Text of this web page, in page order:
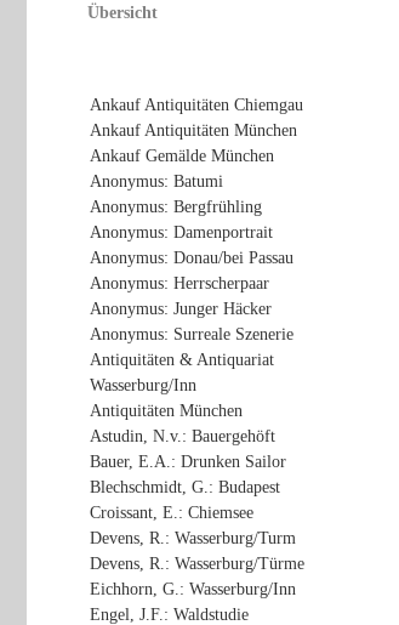
Übersicht
Ankauf Antiquitäten Chiemgau
Ankauf Antiquitäten München
Ankauf Gemälde München
Anonymus: Batumi
Anonymus: Bergfrühling
Anonymus: Damenportrait
Anonymus: Donau/bei Passau
Anonymus: Herrscherpaar
Anonymus: Junger Häcker
Anonymus: Surreale Szenerie
Antiquitäten & Antiquariat
Wasserburg/Inn
Antiquitäten München
Astudin, N.v.: Bauergehöft
Bauer, E.A.: Drunken Sailor
Blechschmidt, G.: Budapest
Croissant, E.: Chiemsee
Devens, R.: Wasserburg/Turm
Devens, R.: Wasserburg/Türme
Eichhorn, G.: Wasserburg/Inn
Engel, J.F.: Waldstudie